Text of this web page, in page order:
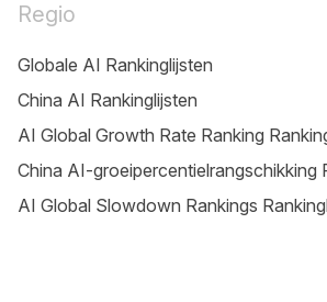
Regio
Globale AI Rankinglijsten
China AI Rankinglijsten
AI Global Growth Rate Ranking
China AI-groeipercentielrangschikking
AI Global Slowdown Rankings